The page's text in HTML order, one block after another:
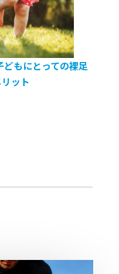
もにとっての裸足
ット